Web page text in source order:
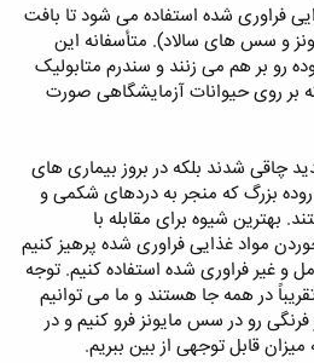
فراوری شده استفاده می شود تا بافت
و سس های سالاد). متأسفانه این
رو بر هم می زنند و سندرم متابولیک
بر روی حیوانات آزمایشگاهی صورت
چاقی شدند بلکه در بروز بیماری های
بزرگ که منجر به دردهای شکمی و
بهترین شیوه برای مقابله با
مواد غذایی فراوری شده پرهیز کنیم
و غیر فراوری شده استفاده کنیم. توجه
در همه جا هستند و ما می توانیم
رو در سس مایونز فرو کنیم و در
میزان قابل توجهی از بین ببریم.